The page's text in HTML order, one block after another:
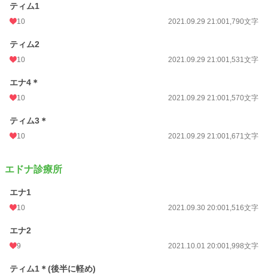
月間ポイント
累計ポイント
ティム1
10 2021.09.29 21:001,790文字
ティム2
10 2021.09.29 21:001,531文字
エナ4＊
10 2021.09.29 21:001,570文字
ティム3＊
10 2021.09.29 21:001,671文字
エドナ診療所
エナ1
10 2021.09.30 20:001,516文字
エナ2
9 2021.10.01 20:001,998文字
ティム1＊(後半に軽め)